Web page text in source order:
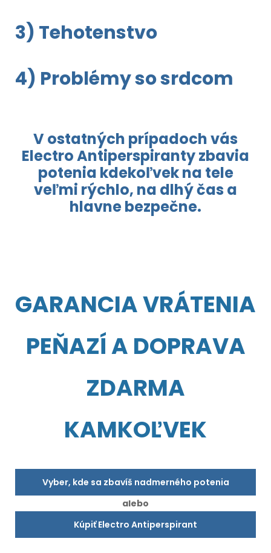
3) Tehotenstvo
4) Problémy so srdcom
V ostatných prípadoch vás
Electro Antiperspiranty zbavia
potenia kdekoľvek na tele
veľmi rýchlo, na dlhý čas a
hlavne bezpečne.
GARANCIA VRÁTENIA
PEŇAZÍ A DOPRAVA
ZDARMA
KAMKOĽVEK
Vyber, kde sa zbavíš nadmerného potenia
alebo
Kúpiť Electro Antiperspirant